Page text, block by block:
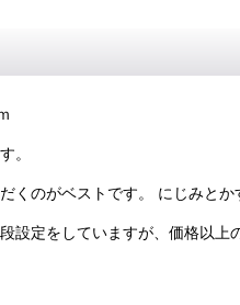
。
くのがベストです。 にじみとか
設定をしていますが、価格以